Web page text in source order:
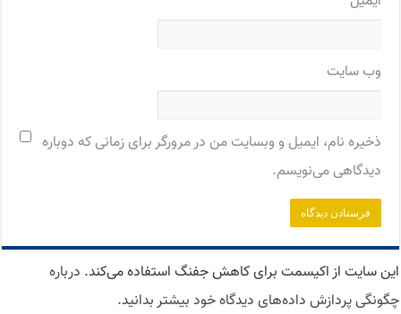
وب‌ سایت
ذخیره نام، ایمیل و وبسایت من در مرورگر برای زمانی که دوباره
دیدگاهی می‌نویسم.
این سایت از اکیسمت برای کاهش جفنگ استفاده می‌کند. درباره
چگونگی پردازش داده‌های دیدگاه خود بیشتر بدانید.